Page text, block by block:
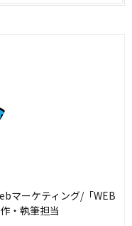
マーケティング/「WEB
・執筆担当